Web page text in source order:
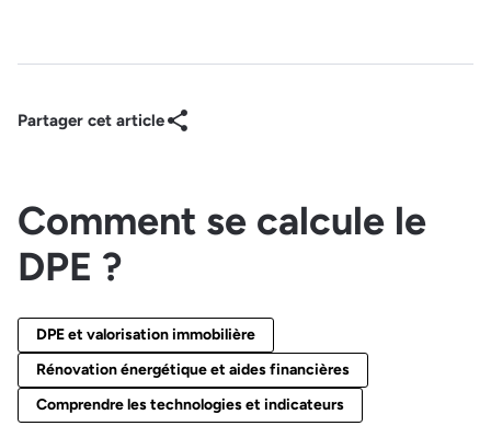
Partager cet article
Comment se calcule le
DPE ?
DPE et valorisation immobilière
Rénovation énergétique et aides financières
Comprendre les technologies et indicateurs